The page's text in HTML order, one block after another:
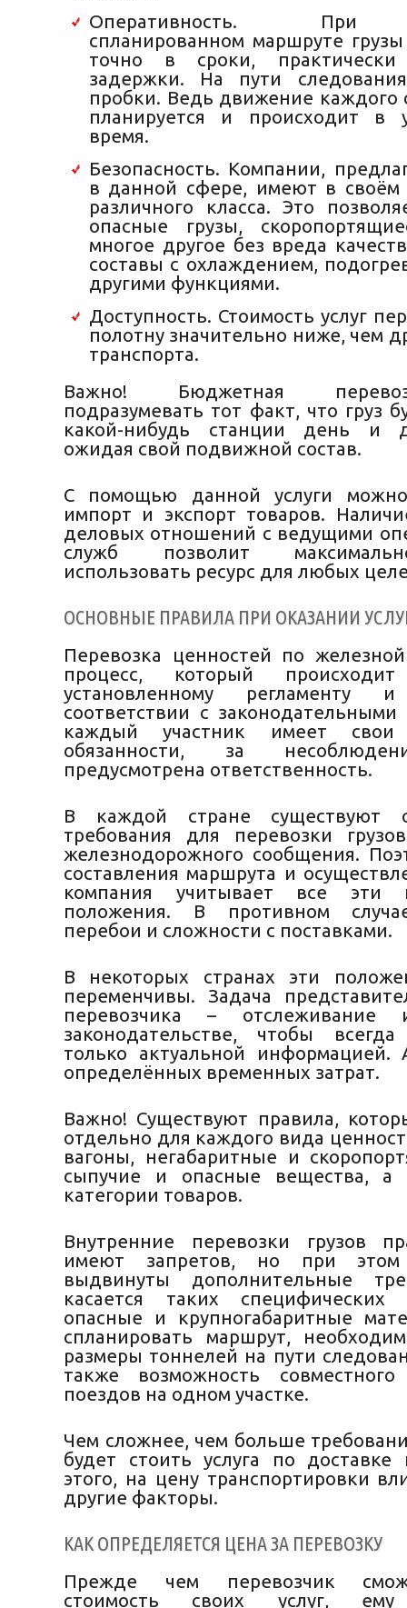
Оперативность. При
спланированном маршруте
точно в сроки, практически
задержки. На пути
пробки. Ведь движение каждого
планируется и происходит в
время.
Безопасность. Компании,
в данной сфере, имеют в своём
различного класса. Это
опасные грузы,
многое другое без вреда
составы с охлаждением,
другими функциями.
Доступность. Стоимость услуг
полотну значительно ниже, чем
транспорта.
Важно! Бюджетная
подразумевать тот факт, что груз
какой-нибудь станции день и
ожидая свой подвижной состав.
С помощью данной услуги можно
импорт и экспорт товаров.
деловых отношений с ведущими
служб позволит
использовать ресурс для любых
ОСНОВНЫЕ ПРАВИЛА ПРИ ОКАЗАНИИ
Перевозка ценностей по
процесс, который
установленному
соответствии с
каждый участник имеет
обязанности, за
предусмотрена ответственность.
В каждой стране существуют
требования для перевозки
железнодорожного сообщения.
составления маршрута и
компания учитывает все эти
положения. В противном
перебои и сложности с поставками.
В некоторых странах эти
переменчивы. Задача
перевозчика – отслеживание
законодательстве, чтобы всегда
только актуальной информацией.
определённых временных затрат.
Важно! Существуют правила,
отдельно для каждого вида
вагоны, негабаритные и
сыпучие и опасные вещества, а
категории товаров.
Внутренние перевозки грузов
имеют запретов, но при
выдвинуты дополнительные
касается таких специфических
опасные и крупногабаритные
спланировать маршрут,
размеры тоннелей на пути
также возможность
поездов на одном участке.
Чем сложнее, чем больше
будет стоить услуга по доставке
этого, на цену транспортировки
другие факторы.
КАК ОПРЕДЕЛЯЕТСЯ ЦЕНА ЗА ПЕРЕВОЗКУ
Прежде чем перевозчик
стоимость своих услуг, ему